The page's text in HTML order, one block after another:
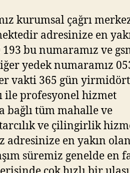
kurumsal çağrı
adresinize en
bu numaramız ve
yedek numaramız
vakti 365 gün
ile profesyonel hizmet
bağlı tüm mahalle ve
ve çilingirlik
adresinize en yakın
süremiz genelde en